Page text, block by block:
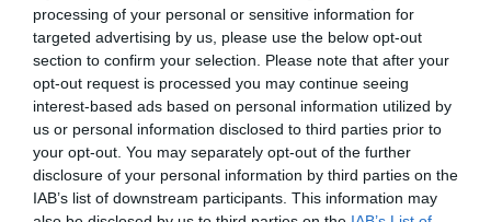
processing of your personal or sensitive information for
targeted advertising by us, please use the below opt-out
section to confirm your selection. Please note that after your
opt-out request is processed you may continue seeing
interest-based ads based on personal information utilized by
us or personal information disclosed to third parties prior to
your opt-out. You may separately opt-out of the further
disclosure of your personal information by third parties on the
IAB’s list of downstream participants. This information may